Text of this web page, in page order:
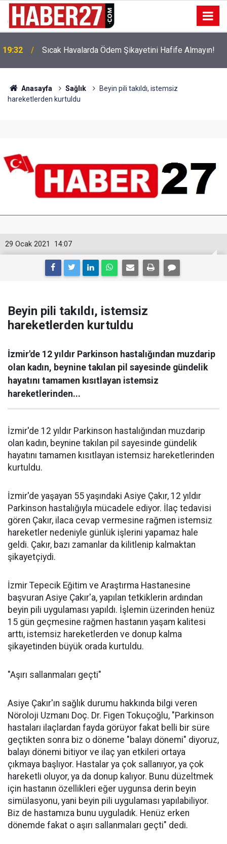
19:32 Sıcak Havalarda Ödem Şikayetini Hafife Almayın!
Anasayfa Sağlık
Beyin pili takıldı, istemsiz
hareketlerden kurtuldu
14:07
29 Ocak 2021
Beyin pili takıldı, istemsiz
hareketlerden kurtuldu
İzmir'de 12 yıldır Parkinson hastalığından muzdarip
olan kadın, beynine takılan pil sayesinde gündelik
hayatını tamamen kısıtlayan istemsiz
hareketlerinden...
İzmir'de 12 yıldır Parkinson hastalığından muzdarip
olan kadın, beynine takılan pil sayesinde gündelik
hayatını tamamen kısıtlayan istemsiz hareketlerinden
kurtuldu.
İzmir'de yaşayan 55 yaşındaki Asiye Çakır, 12 yıldır
Parkinson hastalığıyla mücadele ediyor. İlaç tedavisi
gören Çakır, ilaca cevap vermesine rağmen istemsiz
hareketler nedeniyle günlük işlerini yapamaz hale
geldi. Çakır, bazı zamanlar da kilitlenip kalmaktan
şikayetçiydi.
İzmir Tepecik Eğitim ve Araştırma Hastanesine
başvuran Asiye Çakır'a, yapılan tetkiklerin ardından
beyin pili uygulaması yapıldı. İşlemin üzerinden henüz
15 gün geçmesine rağmen hastanın yaşam kalitesi
arttı, istemsiz hareketlerden ve donup kalma
şikayetinden büyük orada kurtuldu.
"Aşırı sallanmaları geçti"
Asiye Çakır'ın sağlık durumu hakkında bilgi veren
Nöroloji Uzmanı Doç. Dr. Figen Tokuçoğlu, "Parkinson
hastaları ilaçlardan fayda görüyor fakat belli bir süre
geçtikten sonra biz o döneme "balayı dönemi" diyoruz,
balayı dönemi bitiyor ve ilaç yan etkileri ortaya
çıkmaya başlıyor. Hastalar ya çok sallanıyor, ya çok
hareketli oluyor, ya da donup kalıyor. Bunu düzeltmek
için hastanın özellikleri eğer uygunsa derin beyin
simülasyonu, yani beyin pili uygulaması yapılabiliyor.
Biz de hastamıza bunu uyguladık. Henüz erken
dönemde fakat o aşırı sallanmaları geçti" dedi.